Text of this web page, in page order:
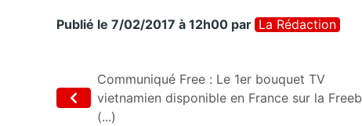
Publié le 7/02/2017 à 12h00 par La Rédaction
Communiqué Free : Le 1er bouquet TV
vietnamien disponible en France sur la Freeb
(...)